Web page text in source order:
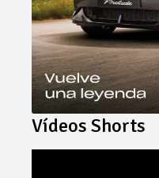
Vídeos Shorts